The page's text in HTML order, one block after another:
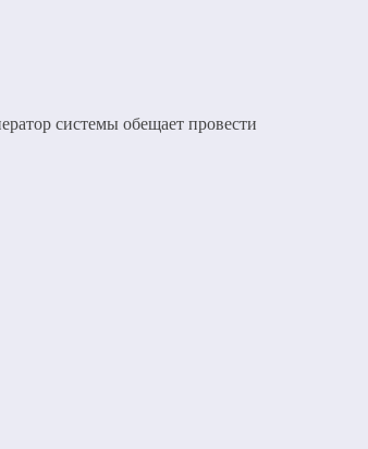
системы обещает провести